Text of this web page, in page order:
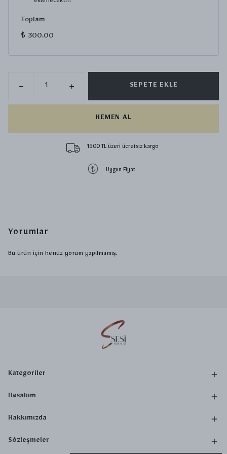
eklenecektir!
Toplam
₺ 300.00
SEPETE EKLE
HEMEN AL
1500 TL üzeri ücretsiz kargo
Uygun Fiyat
Yorumlar
Bu ürün için henüz yorum yapılmamış.
Kategoriler
Hesabım
Hakkımızda
Sözleşmeler